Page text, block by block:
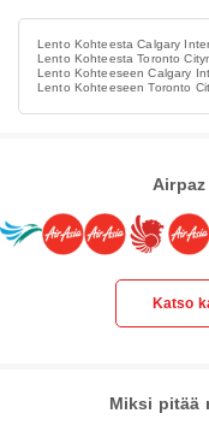
Lento Kohteesta Calgary
Lento Kohteesta Toronto
Lento Kohteeseen Calgary
Lento Kohteeseen Toronto
Katso
Miksi pitää